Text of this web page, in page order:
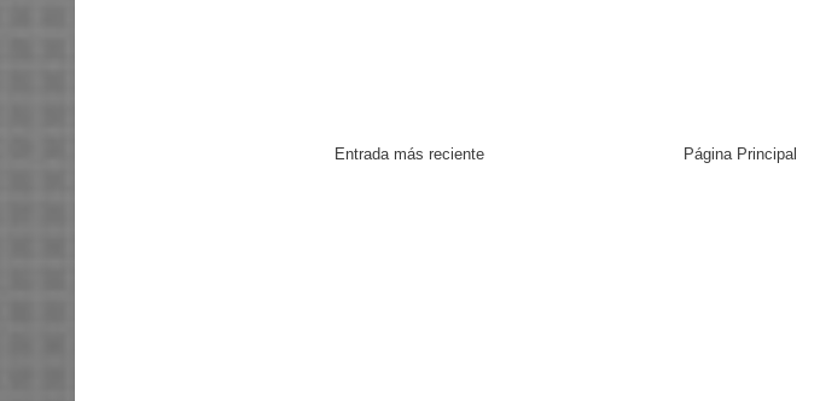
Entrada más reciente Página Principal